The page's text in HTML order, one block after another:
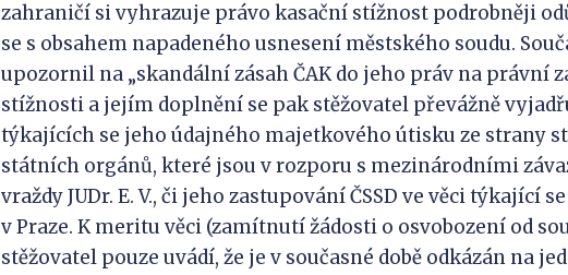
zahraničí si vyhrazuje právo kasační stížnost podrobněji
se s obsahem napadeného usnesení městského soudu.
upozornil na „skandální zásah ČAK do jeho práv na právní
stížnosti a jejím doplnění se pak stěžovatel převážně
týkajících se jeho údajného majetkového útisku ze strany
státních orgánů, které jsou v rozporu s mezinárodními
vraždy JUDr. E. V., či jeho zastupování ČSSD ve věci týkající
v Praze. K meritu věci (zamítnutí žádosti o osvobození od
stěžovatel pouze uvádí, že je v současné době odkázán na